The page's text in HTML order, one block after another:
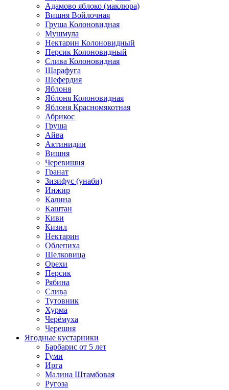
Адамово яблоко (маклюра)
Вишня Войлочная
Груша Колоновидная
Мушмула
Нектарин Колоновидный
Персик Колоновидный
Слива Колоновидная
Шарафуга
Шефердия
Яблоня
Яблоня Колоновидная
Яблоня Красномякотная
Абрикос
Груша
Айва
Актинидии
Вишня
Черевишня
Гранат
Зизифус (унаби)
Инжир
Калина
Каштан
Киви
Кизил
Нектарин
Облепиха
Шелковица
Орехи
Персик
Рябина
Слива
Тутовник
Хурма
Черёмуха
Черешня
Ягодные кустарники
Барбарис от 5 лет
Гуми
Ирга
Малина Штамбовая
Ругоза